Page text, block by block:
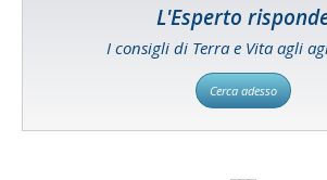
L'Esperto
I consigli di Terra e Vita agli
Cerca adesso